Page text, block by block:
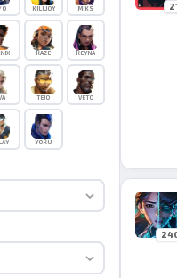
O KILLJOY MIKS
RAZE REYNA
TEJO VETO
YORU